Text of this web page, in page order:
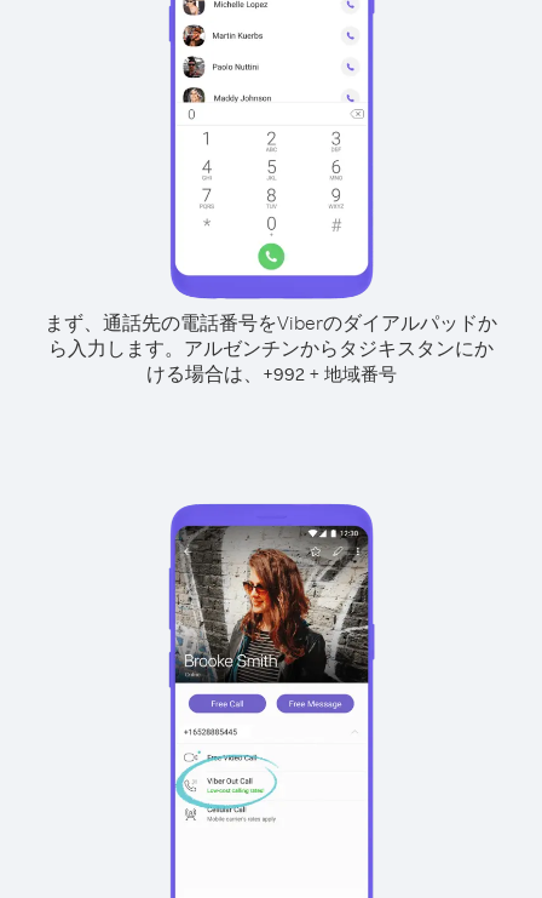
まず、通話先の電話番号をViberのダイアルパッドか
ら入力します。 アルゼンチンからタジキスタンにか
ける場合は、
+992+ 地域番号